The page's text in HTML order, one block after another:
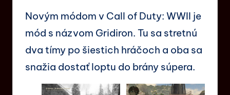
Novým módom v Call of Duty: WWII je
mód s názvom Gridiron. Tu sa stretnú
dva tímy po šiestich hráčoch a oba sa
snažia dostať loptu do brány súpera.